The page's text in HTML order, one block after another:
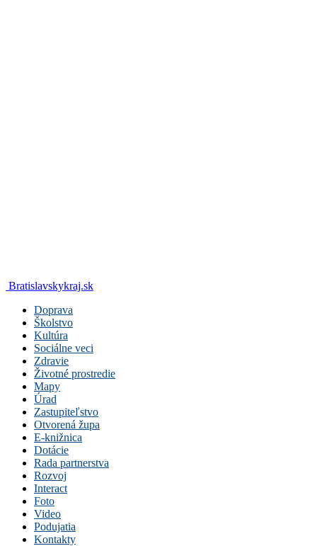
Bratislavskykraj.sk
Doprava
Školstvo
Kultúra
Sociálne veci
Zdravie
Životné prostredie
Mapy
Úrad
Zastupiteľstvo
Otvorená župa
E-knižnica
Dotácie
Rada partnerstva
Rozvoj
Interact
Foto
Video
Podujatia
Kontakty